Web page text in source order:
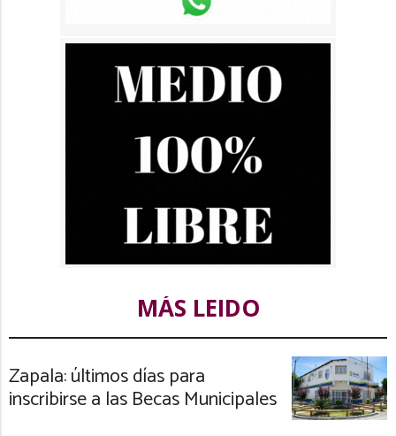
MÁS LEIDO
Zapala: últimos días para
inscribirse a las Becas Municipales